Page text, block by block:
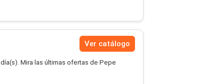
Ver catálogo
día(s). Mira las últimas ofertas de Pepe